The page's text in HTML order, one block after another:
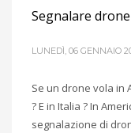
Segnalare drone
LUNEDÌ, 06 GENNAIO
Se un drone vola in
? E in Italia ? In
segnalazione di